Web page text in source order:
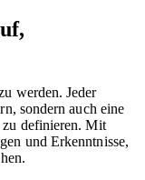
werden. Jeder
sondern auch eine
zu definieren. Mit
und Erkenntnisse,